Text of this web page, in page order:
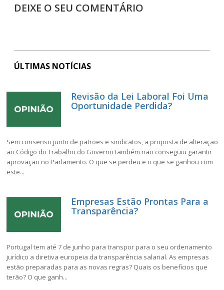
DEIXE O SEU COMENTÁRIO
ÚLTIMAS NOTÍCIAS
Revisão da Lei Laboral Foi Uma
Oportunidade Perdida?
Sem consenso junto de patrões e sindicatos, a proposta de alteração
ao Código do Trabalho do Governo também não conseguiu garantir
aprovação no Parlamento. O que se perdeu e o que se ganhou com
este...
Empresas Estão Prontas Para a
Transparência?
Portugal tem até 7 de junho para transpor para o seu ordenamento
jurídico a diretiva europeia da transparência salarial. As empresas
estão preparadas para as novas regras? Quais os benefícios que
terão? O que ganh...